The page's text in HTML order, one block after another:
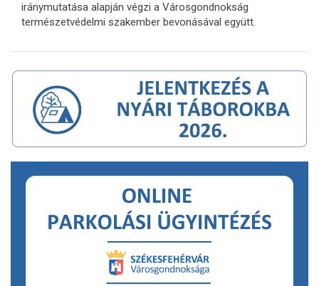
iránymutatása alapján végzi a Városgondnokság
természetvédelmi szakember bevonásával együtt.